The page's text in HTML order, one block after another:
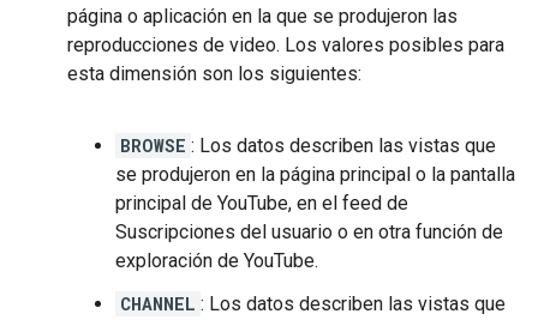
página o aplicación en la que se produjeron las
reproducciones de video. Los valores posibles para
esta dimensión son los siguientes:
BROWSE : Los datos describen las vistas que
se produjeron en la página principal o la pantalla
principal de YouTube, en el feed de
Suscripciones del usuario o en otra función de
exploración de YouTube.
CHANNEL : Los datos describen las vistas que